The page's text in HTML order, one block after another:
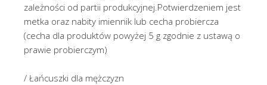
zależności od partii produkcyjnej.Potwierdzeniem jest
metka oraz nabity imiennik lub cecha probiercza
(cecha dla produktów powyżej 5 g zgodnie z ustawą o
prawie probierczym)
/ Łańcuszki dla mężczyzn